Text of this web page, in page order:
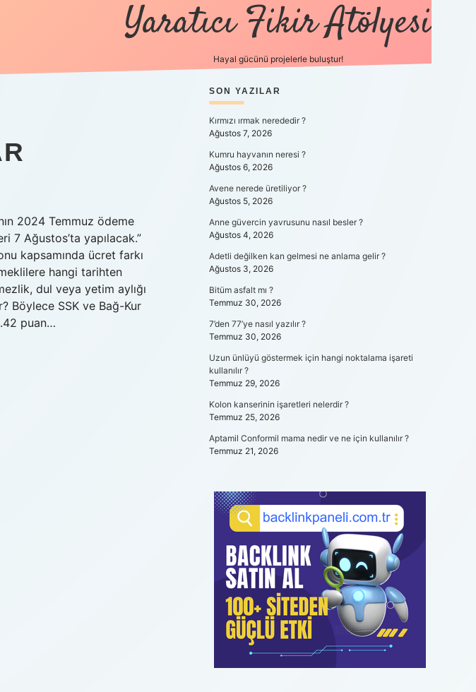
Yaratıcı Fikir Atölyesi
Hayal gücünü projelerle buluştur!
2024 Temmuz ödeme
7 Ağustos’ta yapılacak.”
kapsamında ücret farkı
hangi tarihten
dul veya yetim aylığı
Böylece SSK ve Bağ-Kur
puan…
SIDEBAR
SON YAZILAR
Kırmızı ırmak nerededir ?
Ağustos 7, 2026
Kumru hayvanın neresi ?
Ağustos 6, 2026
Avene nerede üretiliyor ?
Ağustos 5, 2026
Anne güvercin yavrusunu nasıl besler ?
Ağustos 4, 2026
Adetli değilken kan gelmesi ne anlama gelir ?
Ağustos 3, 2026
Bitüm asfalt mı ?
Temmuz 30, 2026
7’den 77’ye nasıl yazılır ?
Temmuz 30, 2026
Uzun ünlüyü göstermek için hangi noktalama işareti
kullanılır ?
Temmuz 29, 2026
Kolon kanserinin işaretleri nelerdir ?
Temmuz 25, 2026
Aptamil Conformil mama nedir ve ne için kullanılır ?
Temmuz 21, 2026